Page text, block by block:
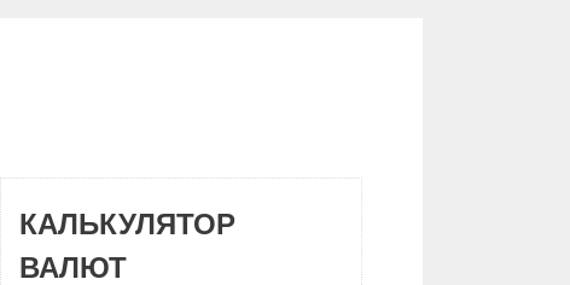
КАЛЬКУЛЯТОР
ВАЛЮТ